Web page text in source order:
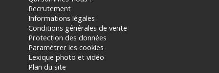
Recrutement
Informations légales
Conditions générales de vente
Protection des données
Paramétrer les cookies
Lexique photo et vidéo
Plan du site